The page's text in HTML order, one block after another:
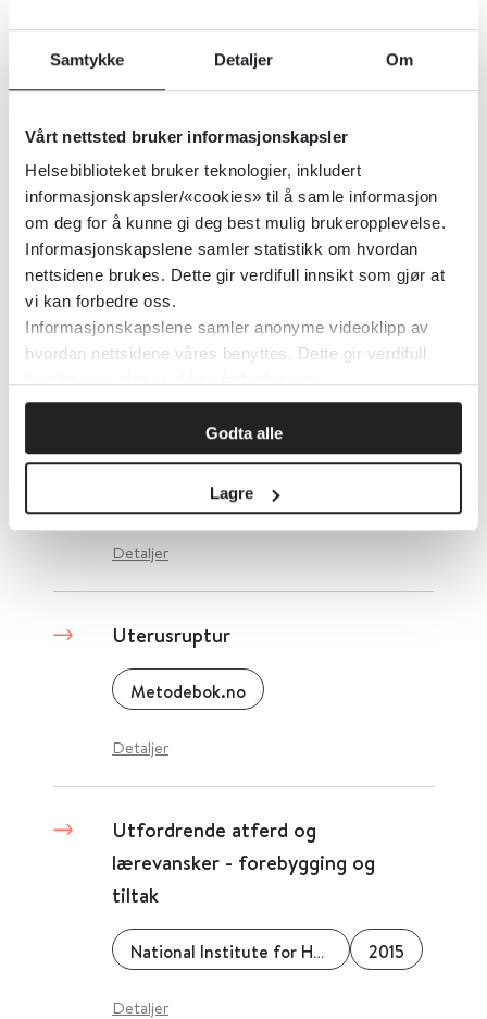
Samtykke Detaljer Om
Vårt nettsted bruker informasjonskapsler
Helsebiblioteket bruker teknologier, inkludert
informasjonskapsler/«cookies» til å samle informasjon
om deg for å kunne gi deg best mulig brukeropplevelse.
Informasjonskapslene samler statistikk om hvordan
nettsidene brukes. Dette gir verdifull innsikt som gjør at
vi kan forbedre oss.
Informasjonskapslene samler anonyme videoklipp av
hvordan nettsidene våres benyttes. Dette gir verdifull
Godta alle
Lagre
Utekontakt
Detaljer
Utelatt helsehjelp - forekomst,
typer og konsekvenser
Detaljer
Utenfor-regnskapet
Detaljer
Uterusruptur
Metodebok.no
Detaljer
Utfordrende atferd og
lærevansker - forebygging og
tiltak
National Institute for Health and Care Excellence (NICE) 2015
Detaljer